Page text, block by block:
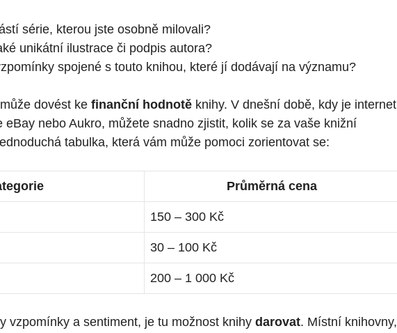
série, kterou jste osobně milovali?
unikátní ilustrace či podpis autora?
spojené s touto knihou, které jí dodávají na významu?
dovést ke finanční hodnotě knihy. V dnešní době, kdy je internet
eBay nebo Aukro, můžete snadno zjistit, kolik se za vaše knižní
tabulka, která vám může pomoci zorientovat se:
Průměrná cena
150 – 300 Kč
30 – 100 Kč
200 – 1 000 Kč
vzpomínky a sentiment, je tu možnost knihy darovat. Místní knihovny,